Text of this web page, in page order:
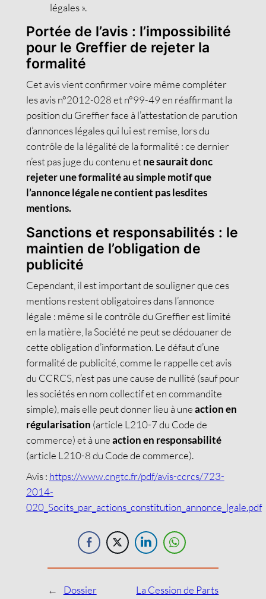
légales ».
Portée de l’avis : l’impossibilité
pour le Greffier de rejeter la
formalité
Cet avis vient confirmer voire même compléter
les avis n°2012-028 et n°99-49 en réaffirmant la
position du Greffier face à l’attestation de parution
d’annonces légales qui lui est remise, lors du
contrôle de la légalité de la formalité : ce dernier
n’est pas juge du contenu etne saurait donc
rejeter une formalité au simple motif que
l’annonce légale ne contient pas lesdites
mentions.
Sanctions et responsabilités : le
maintien de l’obligation de
publicité
Cependant, il est important de souligner que ces
mentions restent obligatoires dans l’annonce
légale : même si le contrôle du Greffier est limité
en la matière, la Société ne peut se dédouaner de
cette obligation d’information. Le défaut d’une
formalité de publicité, comme le rappelle cet avis
du CCRCS, n’est pas une cause de nullité (sauf pour
les sociétés en nom collectif et en commandite
simple), mais elle peut donner lieu à uneaction en
régularisation (article L210-7 du Code de
commerce) et à uneaction en responsabilité
(article L210-8 du Code de commerce).
Avis : https://www.cngtc.fr/pdf/avis-ccrcs/723-
2014-
020_Socits_par_actions_constitution_annonce_lgale.pdf
←
Dossier
La Cession de Parts